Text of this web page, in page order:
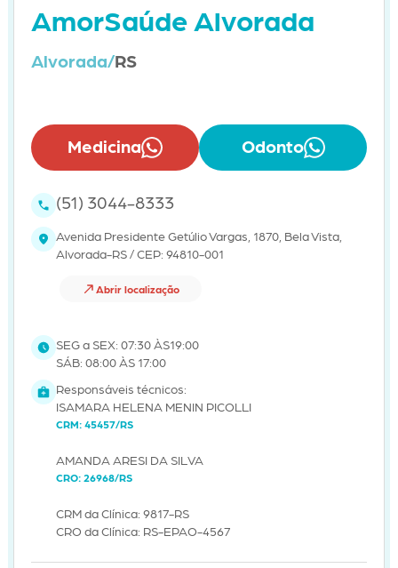
AmorSaúde Alvorada
Alvorada/RS
Medicina Odonto
(51) 3044-8333
Avenida Presidente Getúlio Vargas, 1870, Bela Vista,
Alvorada-RS / CEP: 94810-001
Abrir localização
SEG a SEX: 07:30 ÀS19:00
SÁB: 08:00 ÀS 17:00
Responsáveis técnicos:
ISAMARA HELENA MENIN PICOLLI
CRM: 45457/RS
AMANDA ARESI DA SILVA
CRO: 26968/RS
CRM da Clínica: 9817-RS
CRO da Clínica: RS-EPAO-4567